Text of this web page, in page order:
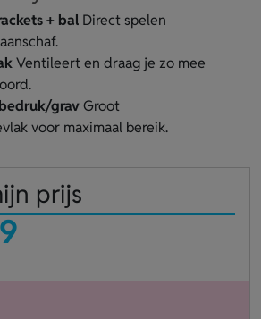
+ bal Direct spelen
Ventileert en draag je zo mee
gravGroot
voor maximaal bereik.
prijs